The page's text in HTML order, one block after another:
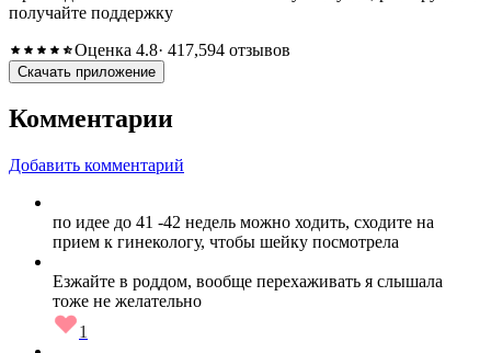
получайте поддержку
Оценка 4.8· 417,594 отзывов
Скачать приложение
Комментарии
Добавить комментарий
по идее до 41 -42 недель можно ходить, сходите на
прием к гинекологу, чтобы шейку посмотрела
Езжайте в роддом, вообще перехаживать я слышала
тоже не желательно
1